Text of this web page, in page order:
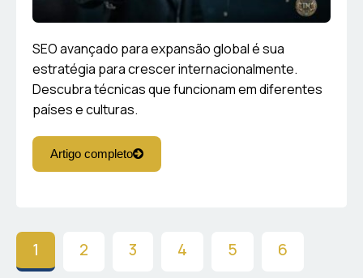
SEO avançado para expansão global é sua
estratégia para crescer internacionalmente.
Descubra técnicas que funcionam em diferentes
países e culturas.
Artigo completo
1 2 3 4 5 6